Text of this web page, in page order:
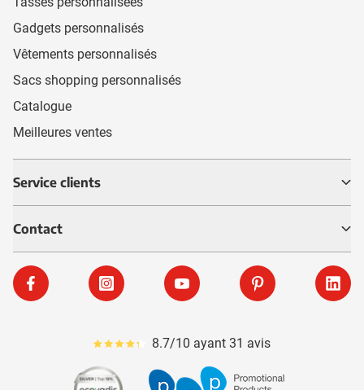
Gadgets personnalisés
Vêtements personnalisés
Sacs shopping personnalisés
Catalogue
Meilleures ventes
Service clients
Contact
Facebook Instagram YouTube Pinterest
Le pourcentage moyen d'avis est de 87
8.7/10 ayant 31 avis